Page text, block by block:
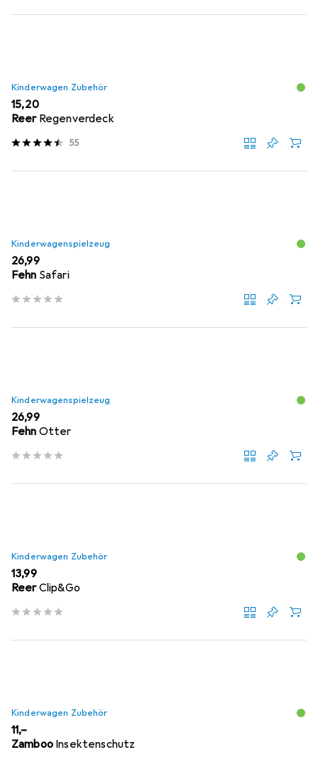
Kinderwagen Zubehör
EUR
15,20
Reer Regenverdeck
55
Kinderwagenspielzeug
EUR
26,99
Fehn Safari
Kinderwagenspielzeug
EUR
26,99
Fehn Otter
Kinderwagen Zubehör
EUR
13,99
ReerClip&Go
Kinderwagen Zubehör
EUR
11,–
Zamboo Insektenschutz